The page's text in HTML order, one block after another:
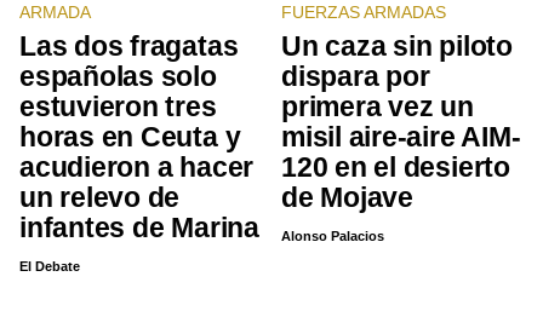
ARMADA
Las dos fragatas
españolas solo
estuvieron tres
horas en Ceuta y
acudieron a hacer
un relevo de
infantes de Marina
El Debate
FUERZAS ARMADAS
Un caza sin piloto
dispara por
primera vez un
misil aire-aire AIM-
120 en el desierto
de Mojave
Alonso Palacios